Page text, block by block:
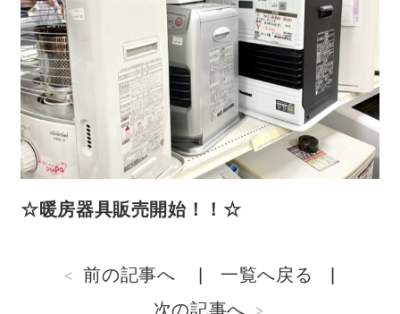
☆暖房器具販売開始！！☆
前の記事へ
一覧へ戻る
次の記事へ